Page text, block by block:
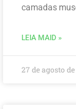
camadas
LEIA MAID »
27 de agosto